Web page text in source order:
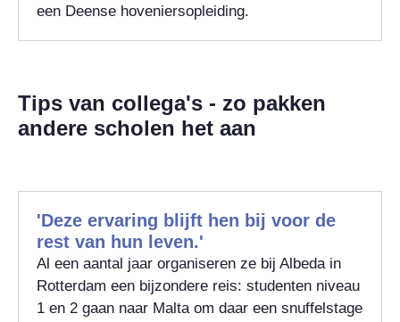
een Deense hoveniersopleiding.
Tips van collega's - zo pakken
andere scholen het aan
'Deze ervaring blijft hen bij voor de
rest van hun leven.'
Al een aantal jaar organiseren ze bij Albeda in
Rotterdam een bijzondere reis: studenten niveau
1 en 2 gaan naar Malta om daar een snuffelstage